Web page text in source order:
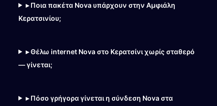
▸ Ποια πακέτα Nova υπάρχουν στην Αμφιάλη
Κερατσινίου;
▸ Θέλω internet Nova στο Κερατσίνι χωρίς σταθερό
— γίνεται;
▸ Πόσο γρήγορα γίνεται η σύνδεση Nova στα